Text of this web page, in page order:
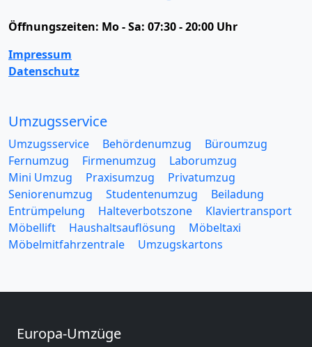
Öffnungszeiten: Mo - Sa: 07:30 - 20:00 Uhr
Impressum
Datenschutz
Umzugsservice
Umzugsservice Behördenumzug
Büroumzug
Fernumzug
Firmenumzug
Laborumzug
Mini Umzug
Praxisumzug
Privatumzug
Seniorenumzug
Studentenumzug
Beiladung
Entrümpelung
Halteverbotszone
Klaviertransport
Möbellift
Haushaltsauflösung
Möbeltaxi
Möbelmitfahrzentrale
Umzugskartons
Europa-Umzüge